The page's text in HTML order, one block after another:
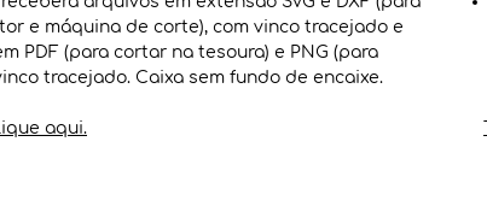
e máquina de corte), com vinco tracejado e
PDF (para cortar na tesoura) e PNG (para
tracejado. Caixa sem fundo de encaixe.
aqui.